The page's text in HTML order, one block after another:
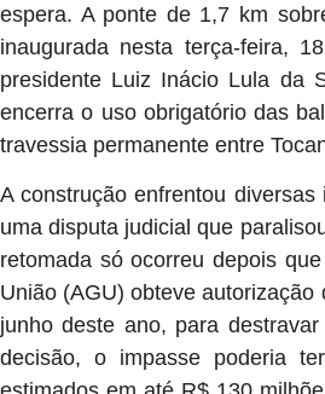
espera. A ponte de 1,7 km
inaugurada nesta terça-feira,
presidente Luiz Inácio Lula da
encerra o uso obrigatório das
travessia permanente entre
A construção enfrentou diversas
uma disputa judicial que
retomada só ocorreu depois
União (AGU) obteve autorização
junho deste ano, para
decisão, o impasse poderia